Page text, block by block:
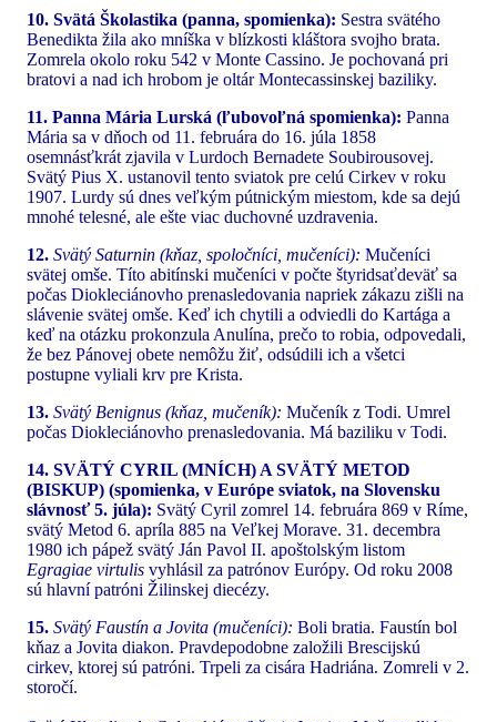
10. Svätá Školastika (panna, spomienka): Sestra svätého
Benedikta žila ako mníška v blízkosti kláštora svojho brata.
Zomrela okolo roku 542 v Monte Cassino. Je pochovaná pri
bratovi a nad ich hrobom je oltár Montecassinskej baziliky.
11. Panna Mária Lurská (ľubovoľná spomienka): Panna
Mária sa v dňoch od 11. februára do 16. júla 1858
osemnásťkrát zjavila v Lurdoch Bernadete Soubirousovej.
Svätý Pius X. ustanovil tento sviatok pre celú Cirkev v roku
1907. Lurdy sú dnes veľkým pútnickým miestom, kde sa dejú
mnohé telesné, ale ešte viac duchovné uzdravenia.
12. Svätý Saturnin (kňaz, spoločníci, mučeníci): Mučeníci
svätej omše. Títo abitínski mučeníci v počte štyridsaťdeväť sa
počas Diokleciánovho prenasledovania napriek zákazu zišli na
slávenie svätej omše. Keď ich chytili a odviedli do Kartága a
keď na otázku prokonzula Anulína, prečo to robia, odpovedali,
že bez Pánovej obete nemôžu žiť, odsúdili ich a všetci
postupne vyliali krv pre Krista.
13. Svätý Benignus (kňaz, mučeník): Mučeník z Todi. Umrel
počas Diokleciánovho prenasledovania. Má baziliku v Todi.
14. SVÄTÝ CYRIL (MNÍCH) A SVÄTÝ METOD
(BISKUP) (spomienka, v Európe sviatok, na Slovensku
slávnosť 5. júla): Svätý Cyril zomrel 14. februára 869 v Ríme,
svätý Metod 6. apríla 885 na Veľkej Morave. 31. decembra
1980 ich pápež svätý Ján Pavol II. apoštolským listom
Egragiae virtulis vyhlásil za patrónov Európy. Od roku 2008
sú hlavní patróni Žilinskej diecézy.
15. Svätý Faustín a Jovita (mučeníci): Boli bratia. Faustín bol
kňaz a Jovita diakon. Pravdepodobne založili Brescijskú
cirkev, ktorej sú patróni. Trpeli za cisára Hadriána. Zomreli v 2.
storočí.